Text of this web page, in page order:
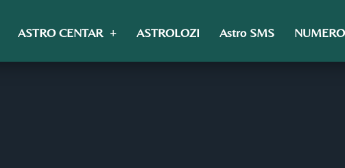
ASTRO CENTAR ASTROLOZI Astro SMS